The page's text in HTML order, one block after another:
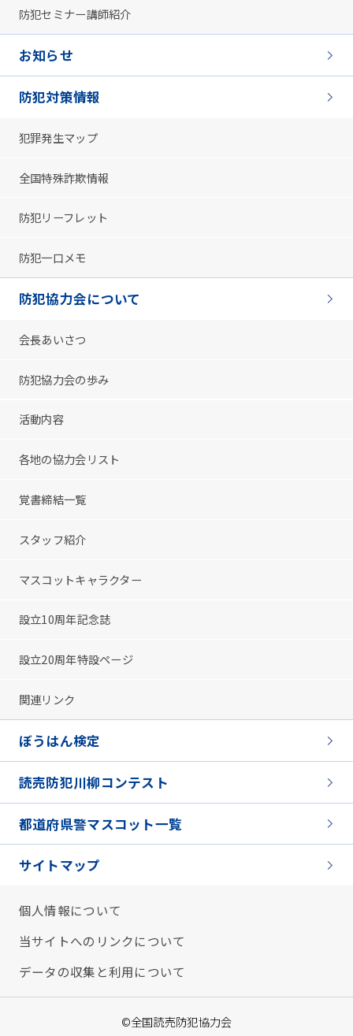
防犯セミナー講師紹介
お知らせ
防犯対策情報
犯罪発生マップ
全国特殊詐欺情報
防犯リーフレット
防犯一口メモ
防犯協力会について
会長あいさつ
防犯協力会の歩み
活動内容
各地の協力会リスト
覚書締結一覧
スタッフ紹介
マスコットキャラクター
設立10周年記念誌
設立20周年特設ページ
関連リンク
ぼうはん検定
読売防犯川柳コンテスト
都道府県警マスコット一覧
サイトマップ
個人情報について
当サイトへのリンクについて
データの収集と利用について
©全国読売防犯協力会